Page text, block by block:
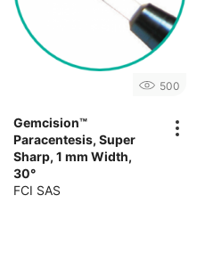
500
Gemcision™
Paracentesis, Super
Sharp, 1 mm Width,
30°
FCI SAS